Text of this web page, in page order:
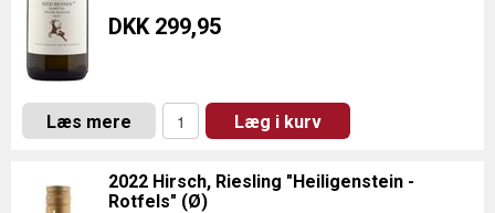
DKK 299,95
Læs mere Læg i kurv
2022 Hirsch, Riesling "Heiligenstein -
Rotfels" (Ø)